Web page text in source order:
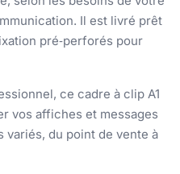
Il est livré prêt
pré‑perforés pour
ce cadre à clip A1
vos affiches et messages
variés, du point de vente à